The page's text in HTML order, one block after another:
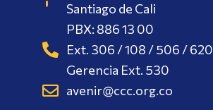
Santiago de Cali
PBX: 886 13 00
Ext. 306 / 108 / 506 / 620
Gerencia Ext. 530
avenir@ccc.org.co